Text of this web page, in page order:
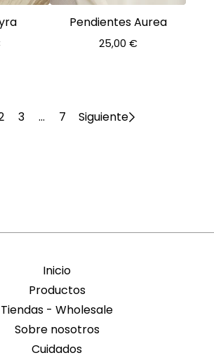
Pendientes Aurea
25,00 €
3 … 7 Siguiente
Inicio
Productos
Tiendas - Wholesale
Sobre nosotros
Cuidados